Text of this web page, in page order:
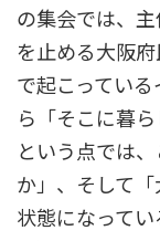
の集会では、
を止める大阪
で起こってい
ら「そこに暮
という点では
か」、そして
状態になって